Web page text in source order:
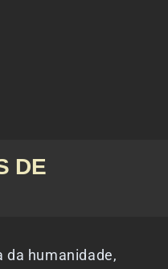
DE
da humanidade,